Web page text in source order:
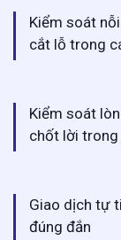
Kiểm soát
cắt lỗ trong
Kiểm soát
chốt lời trong
Giao dịch tự
đúng đắn